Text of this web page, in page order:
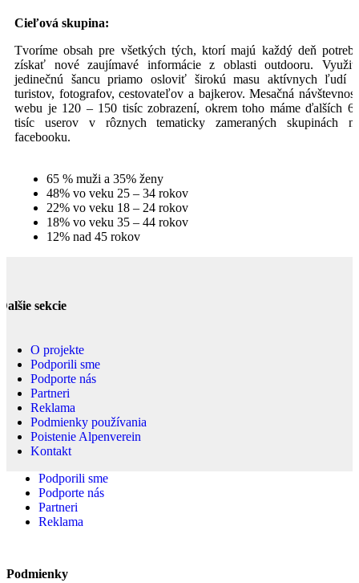
Cieľová skupina:
Tvoríme obsah pre všetkých tých, ktorí majú každý deň
získať nové zaujímavé informácie z oblasti outdooru.
jedinečnú šancu priamo osloviť širokú masu aktívnych ľudí
turistov, fotografov, cestovateľov a bajkerov. Mesačná
webu je 120 – 150 tisíc zobrazení, okrem toho máme ďalších
tisíc userov v rôznych tematicky zameraných skupinách
facebooku.
65 % muži a 35% ženy
48% vo veku 25 – 34 rokov
22% vo veku 18 – 24 rokov
18% vo veku 35 – 44 rokov
12% nad 45 rokov
sekcie
O projekte
Podporili sme
Podporte nás
Partneri
Reklama
Podmienky používania
Poistenie Alpenverein
Kontakt
Podporili sme
Podporte nás
Partneri
Reklama
Podmienky